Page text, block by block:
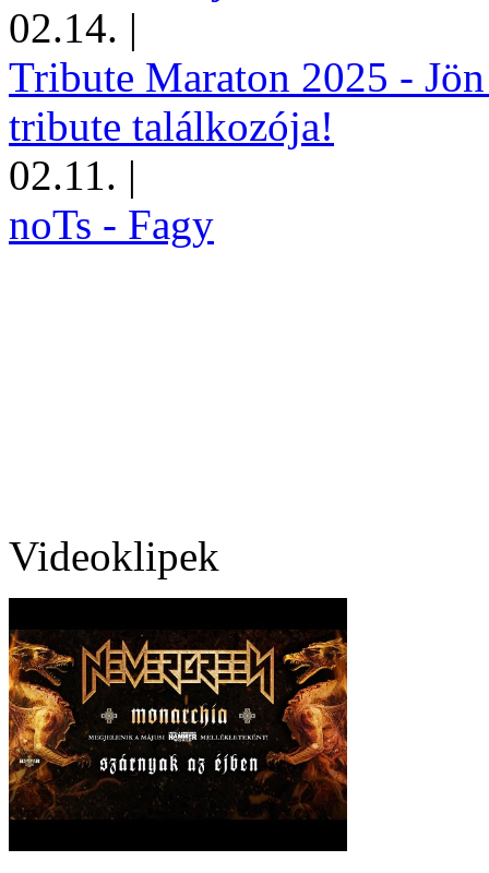
02.14. |
Tribute Maraton 2025 -
tribute találkozója!
02.11. |
noTs - Fagy
Videoklipek